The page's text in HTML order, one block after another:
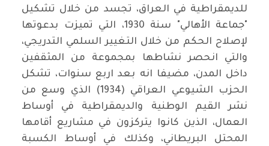
للديمقراطية في العراق، تجسد من خلال تشكيل
"جماعة الأهالي" سنة 1930، التي تميزت بدعوتها
لإصلاح الحكم من خلال التغيير السلمي التدريجي،
والتي انحصر نشاطها بمجموعة من المثقفين
داخل المدن، مضيفا انه بعد اربع سنوات، تشكل
الحزب الشيوعي العراقي (1934) الذي وسع من
نشر القيم الوطنية والديمقراطية في أوساط
العمال، الذين كانوا يتركزون في مشاريع أقامها
المحتل البريطاني، وكذلك في أوساط الكسبة